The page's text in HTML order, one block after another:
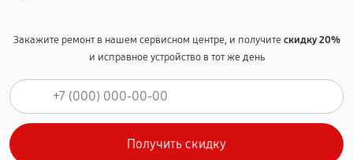
Закажите ремонт в нашем сервисном центре, и получитескидку 20%
и исправное устройство в тот же день